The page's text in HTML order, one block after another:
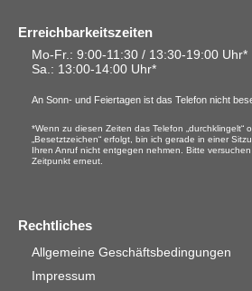
Erreichbarkeitszeiten
Mo-Fr.: 9:00-11:30 / 13:30-19:00 Uhr*
Sa.: 13:00-14:00 Uhr*
An Sonn- und Feiertagen ist das Telefon nicht
*Wenn zu diesen Zeiten das Telefon „durchklingelt“
„Besetztzeichen“ erfolgt, bin ich gerade in einer
Ihren Anruf nicht entgegen nehmen. Bitte
Zeitpunkt erneut.
Rechtliches
Allgemeine Geschäftsbedingungen
Impressum